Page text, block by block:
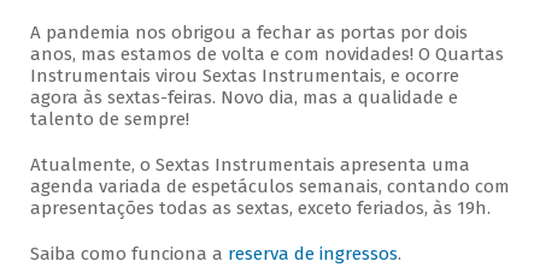
A pandemia nos obrigou a fechar as portas por dois
anos, mas estamos de volta e com novidades! O Quartas
Instrumentais virou Sextas Instrumentais, e ocorre
agora às sextas-feiras. Novo dia, mas a qualidade e
talento de sempre!
Atualmente, o Sextas Instrumentais apresenta uma
agenda variada de espetáculos semanais, contando com
apresentações todas as sextas, exceto feriados, às 19h.
Saiba como funciona a reserva de ingressos.